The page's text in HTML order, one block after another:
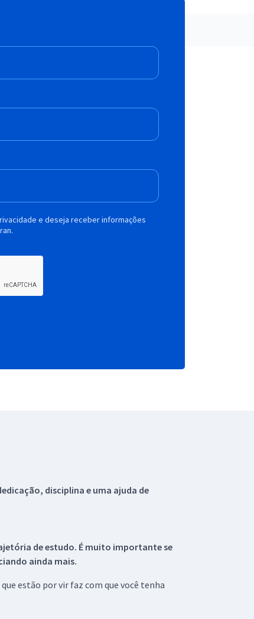
e deseja receber informações
disciplina e uma ajuda de
de estudo. É muito importante se
ainda mais.
estão por vir faz com que você tenha